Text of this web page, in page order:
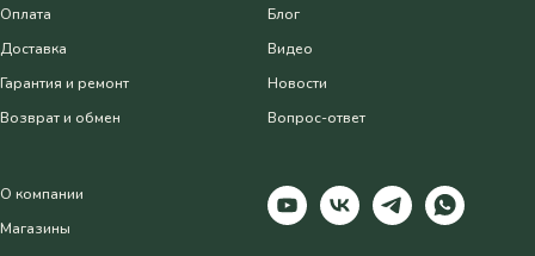
Оплата
Доставка
Гарантия и ремонт
Возврат и обмен
Блог
Видео
Новости
Вопрос-ответ
О компании
Магазины